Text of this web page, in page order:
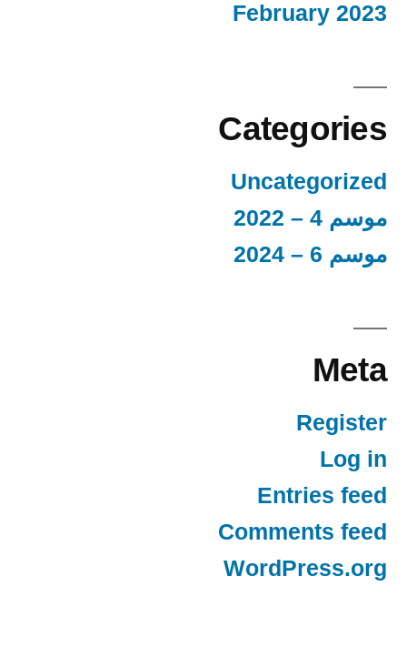
February 2023
Categories
Uncategorized
موسم 4 – 2022
موسم 6 – 2024
Meta
Register
Log in
Entries feed
Comments feed
WordPress.org